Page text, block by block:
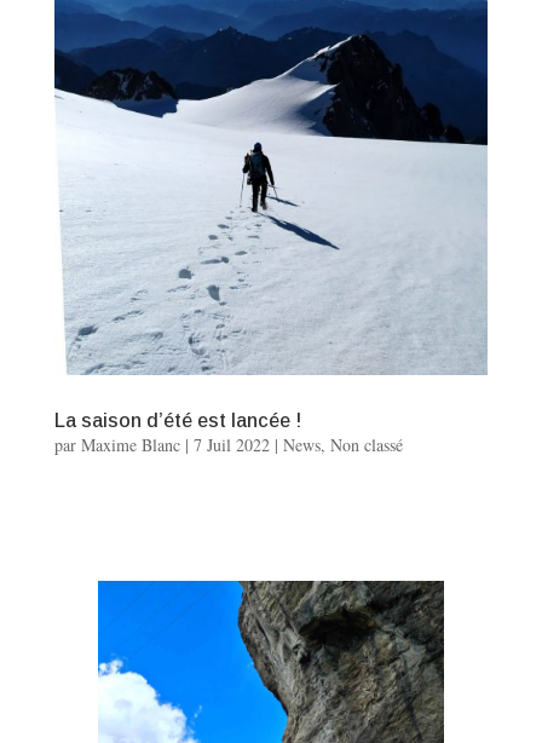
La saison d’été est lancée !
par Maxime Blanc| 7 Juil 2022| News, Non classé